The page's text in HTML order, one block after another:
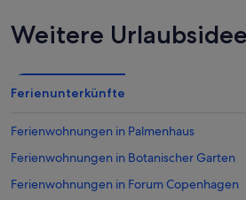
Weitere
Ferienunterkünfte
Ferienwohnungen in Palmenhaus
Ferienwohnungen in Botanischer Garten
Ferienwohnungen in Forum Copenhagen